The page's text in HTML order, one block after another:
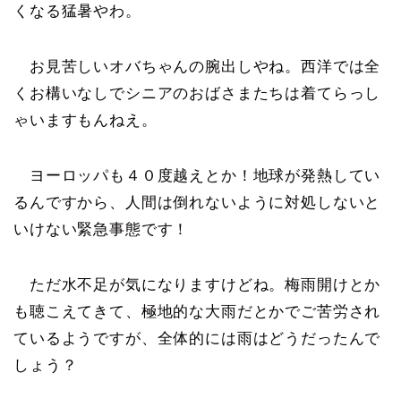
くなる猛暑やわ。
お見苦しいオバちゃんの腕出しやね。西洋では全
くお構いなしでシニアのおばさまたちは着てらっし
ゃいますもんねえ。
ヨーロッパも４０度越えとか！地球が発熱してい
るんですから、人間は倒れないように対処しないと
いけない緊急事態です！
ただ水不足が気になりますけどね。梅雨開けとか
も聴こえてきて、極地的な大雨だとかでご苦労され
ているようですが、全体的には雨はどうだったんで
しょう？